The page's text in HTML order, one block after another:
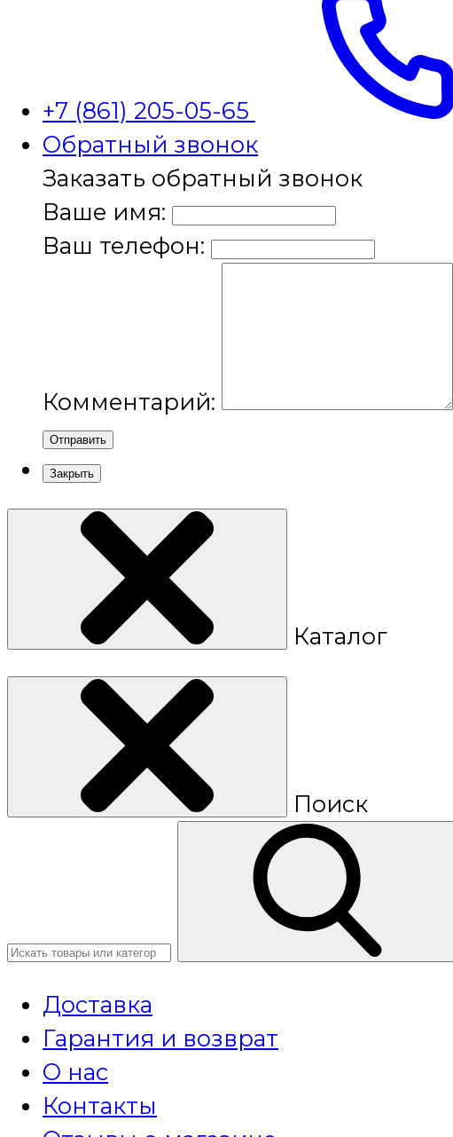
+7 (861) 205-05-65
Обратный звонок
Заказать обратный звонок
Ваше имя:
Ваш телефон:
Комментарий:
Отправить
Закрыть
Каталог
Поиск
Доставка
Гарантия и возврат
О нас
Контакты